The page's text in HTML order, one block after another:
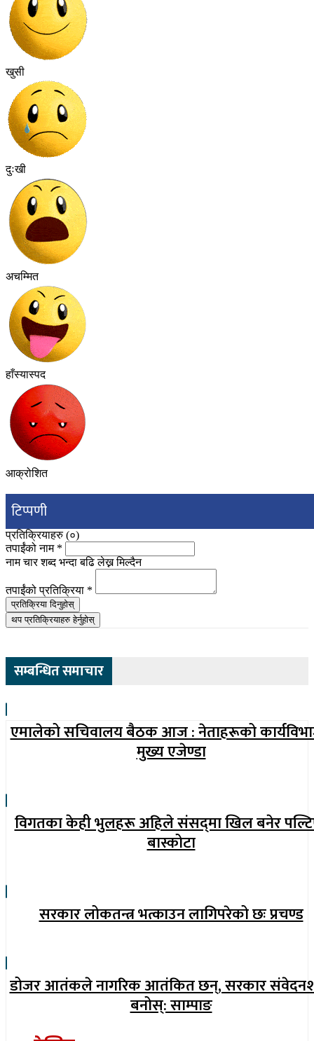
खुसी
दुःखी
अचम्मित
हाँस्यास्पद
आक्रोशित
टिप्पणी
प्रतिक्रियाहरु (०)
तपाईंको नाम *
नाम चार शब्द भन्दा बढि लेख्न मिल्दैन
तपाईंको प्रतिक्रिया *
प्रतिक्रिया दिनुहोस्
थप प्रतिक्रियाहरु हेर्नुहोस्
सम्बन्धित समाचार
एमालेको सचिवालय बैठक आज : नेताहरूको
मुख्य एजेण्डा
विगतका केही भुलहरू अहिले संसद्‍मा खिल बनेर
बास्कोटा
सरकार लोकतन्त्र भत्काउन लागिपरेको छः प्रचण्ड
डोजर आतंकले नागरिक आतंकित छन्, सरकार
बनोस्: साम्पाङ